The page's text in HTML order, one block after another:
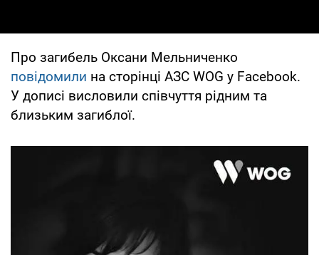
Про загибель Оксани Мельниченко
повідомили на сторінці АЗС WOG у Facebook.
У дописі висловили співчуття рідним та
близьким загиблої.